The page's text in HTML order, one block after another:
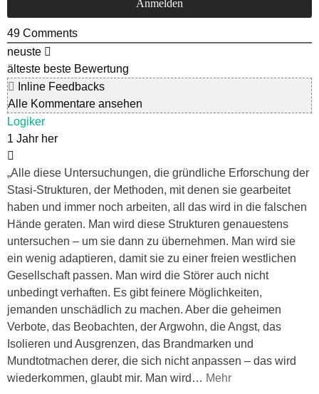
49 Comments
neuste
älteste beste Bewertung
Inline Feedbacks
Alle Kommentare ansehen
Logiker
1 Jahr her
„Alle diese Untersuchungen, die gründliche Erforschung der
Stasi-Strukturen, der Methoden, mit denen sie gearbeitet
haben und immer noch arbeiten, all das wird in die falschen
Hände geraten. Man wird diese Strukturen genauestens
untersuchen – um sie dann zu übernehmen. Man wird sie
ein wenig adaptieren, damit sie zu einer freien westlichen
Gesellschaft passen. Man wird die Störer auch nicht
unbedingt verhaften. Es gibt feinere Möglichkeiten,
jemanden unschädlich zu machen. Aber die geheimen
Verbote, das Beobachten, der Argwohn, die Angst, das
Isolieren und Ausgrenzen, das Brandmarken und
Mundtotmachen derer, die sich nicht anpassen – das wird
wiederkommen, glaubt mir. Man wird … Mehr